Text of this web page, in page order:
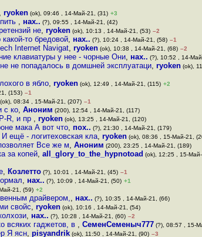
, ryoken (ok), 09:46 , 14-Май-21, (31) +3
, нах.. (?), 09:55 , 14-Май-21, (42)
не, ryoken (ok), 10:13 , 14-Май-21, (53) –2
то бредовой, нах.. (?), 10:24 , 14-Май-21, (58) –1
Internet Navigat, ryoken (ok), 10:38 , 14-Май-21, (68) –2
клавиатуры у нее - чорные Они, нах.. (?), 10:52 , 14-
не попадалось в домшней эксплуатаци, ryoken (ok),
в ябло, ryoken (ok), 12:49 , 14-Май-21, (115) +2
(153) –1
(ok), 08:34 , 15-Май-21, (207) –1
с ко, Аноним (200), 12:54 , 14-Май-21, (117)
R, и пр , ryoken (ok), 13:25 , 14-Май-21, (120)
мака А вот что, пох.. (?), 21:30 , 14-Май-21, (179)
ещё - логитеховская кла, ryoken (ok), 08:36 , 15-Май-21,
Все же м, Аноним (200), 23:25 , 14-Май-21, (189)
за копей, all_glory_to_the_hypnotoad (ok), 12:25 , 15-
, Козлетто (?), 10:01 , 14-Май-21, (45) –1
, нах.. (?), 10:09 , 14-Май-21, (50) +1
21, (59) +2
драйвером,, нах.. (?), 10:35 , 14-Май-21, (66)
свойс, ryoken (ok), 10:16 , 14-Май-21, (54)
, нах.. (?), 10:28 , 14-Май-21, (60) –2
всяких гаджетов, в , СеменСеменыч777 (?), 08:57 , 15-
Я ясн, pisyandrik (ok), 11:50 , 14-Май-21, (90) –3